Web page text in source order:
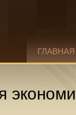
ГЛАВНАЯ